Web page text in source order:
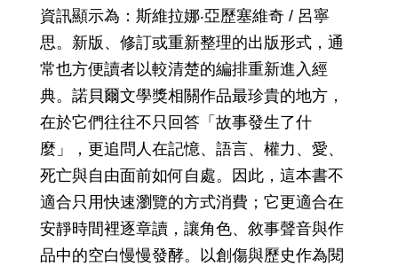
資訊顯示為：斯維拉娜‧亞歷塞維奇 / 呂寧
思。新版、修訂或重新整理的出版形式，通
常也方便讀者以較清楚的編排重新進入經
典。諾貝爾文學獎相關作品最珍貴的地方，
在於它們往往不只回答「故事發生了什
麼」，更追問人在記憶、語言、權力、愛、
死亡與自由面前如何自處。因此，這本書不
適合只用快速瀏覽的方式消費；它更適合在
安靜時間裡逐章讀，讓角色、敘事聲音與作
品中的空白慢慢發酵。以創傷與歷史作為閱